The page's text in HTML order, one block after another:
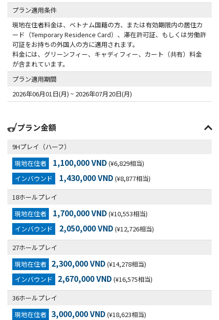
プラン適用条件
現地在住者料金は、ベトナム国籍の方、または有効期限内の居住カ
ード（Temporary Residence Card）、滞在許可証、もしくは労働許
可証をお持ちの外国人の方に適用されます。
料金には、グリーンフィー、キャディフィー、カート（共有）料金
が含まれています。
プラン適用期間
2026年06月01日(月) ~ 2026年07月20日(月)
プラン金額
9Hプレイ（ハーフ）
現地在住者
1,100,000 VND (¥6,829相当)
インバウンド
1,430,000 VND (¥8,877相当)
18ホールプレイ
現地在住者
1,700,000 VND (¥10,553相当)
インバウンド
2,050,000 VND (¥12,726相当)
27ホールプレイ
現地在住者 2,300,000 VND (¥14,278相当)
インバウンド
2,670,000 VND (¥16,575相当)
36ホールプレイ
現地在住者 3,000,000 VND (¥18,623相当)